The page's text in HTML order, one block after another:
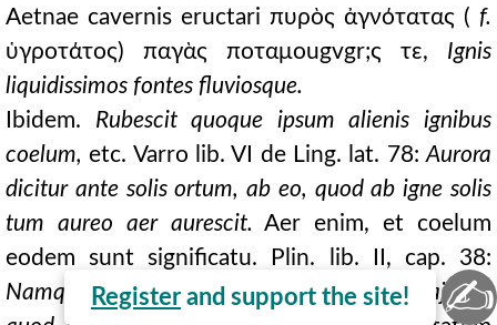
Register and support the site!
Aetnae cavernis eructari πυρὸς ἀγνότατας ( f.
ὑγροτάτος) παγὰς ποταμοugvgr;ς τε, Ignis
liquidissimos fontes fluviosque.
Ibidem. Rubescit quoque ipsum alienis ignibus
coelum, etc. Varro lib. VI de Ling. lat. 78: Aurora
dicitur ante solis ortum, ab eo, quod ab igne solis
tum aureo aer aurescit. Aer enim, et coelum
eodem sunt significatu. Plin. lib. II, cap. 38:
Namque,et hoc coelum appellavere majores,
✍